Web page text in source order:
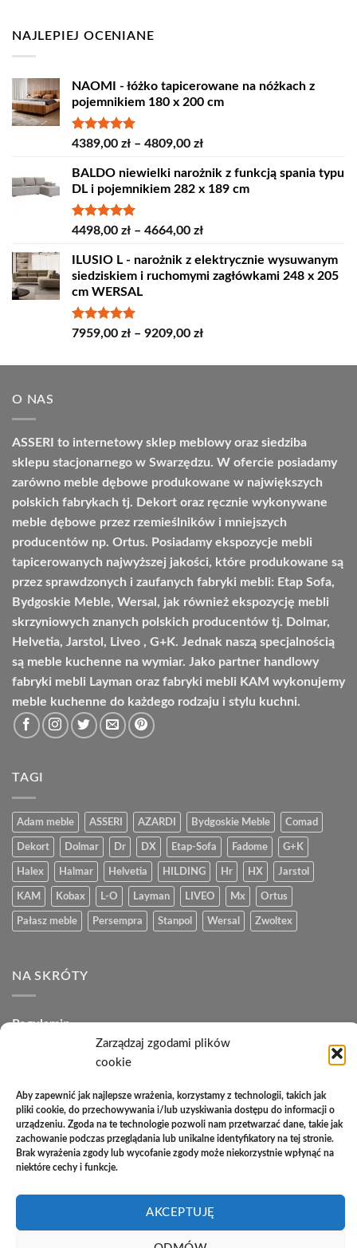
Zarządzaj zgodami plików
cookie
Aby zapewnić jak najlepsze wrażenia, korzystamy z technologii, takich jak
pliki cookie, do przechowywania i/lub uzyskiwania dostępu do informacji o
urządzeniu. Zgoda na te technologie pozwoli nam przetwarzać dane, takie jak
zachowanie podczas przeglądania lub unikalne identyfikatory na tej stronie.
Brak wyrażenia zgody lub wycofanie zgody może niekorzystnie wpłynąć na
niektóre cechy i funkcje.
AKCEPTUJĘ
NAJLEPIEJ OCENIANE
NAOMI - łóżko tapicerowane na nóżkach z
pojemnikiem 180 x 200 cm
Oceniono
4389,00 zł – 4809,00 złZakres
od
4389,00 zł
4809,00 zł
BALDO niewielki narożnik z funkcją spania typu
DL i pojemnikiem 282 x 189 cm
Oceniono
4498,00 zł – 4664,00 złZakres
od
4498,00 zł
ILUSIO L - narożnik z elektrycznie wysuwanym
siedziskiem i ruchomymi zagłówkami 248 x 205
cm WERSAL
Oceniono
7959,00 zł – 9209,00 złZakres
od
O NAS
ASSERI to internetowy sklep meblowy oraz siedziba
sklepu stacjonarnego w Swarzędzu. W ofercie posiadamy
zarówno meble dębowe produkowane w największych
polskich fabrykach tj. Dekort oraz ręcznie wykonywane
meble dębowe przez rzemieślników i mniejszych
producentów np. Ortus. Posiadamy ekspozycje mebli
tapicerowanych najwyższej jakości, które produkowane są
przez sprawdzonych i zaufanych fabryki mebli: Etap Sofa,
Bydgoskie Meble, Wersal, jak również ekspozycję mebli
skrzyniowych znanych polskich producentów tj. Dolmar,
Helvetia, Jarstol, Liveo , G+K. Jednak naszą specjalnością
są meble kuchenne na wymiar. Jako partner handlowy
fabryki mebli Layman oraz fabryki mebli KAM wykonujemy
meble kuchenne do każdego rodzaju i stylu kuchni.
TAGI
Adam meble ASSERI AZARDI Bydgoskie Meble Comad
Dekort Dolmar Dr DX Etap-Sofa Fadome G+K
Halex Halmar Helvetia HILDING Hr HX Jarstol
KAM Kobax L-O Layman LIVEO Mx Ortus
Pałasz meble Persempra Stanpol Wersal Zwoltex
NA SKRÓTY
Regulamin
Polityka plików cookies (EU)
Polityka zwrotów
Zakupy na raty